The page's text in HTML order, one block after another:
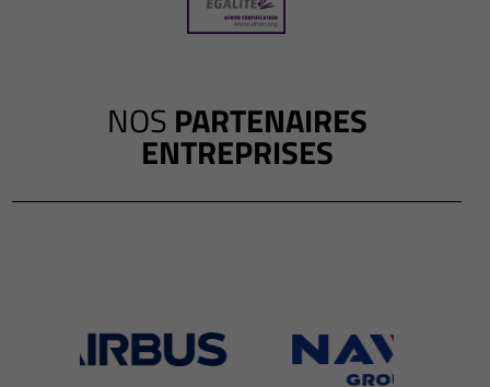
NOS PARTENAIRES
ENTREPRISES